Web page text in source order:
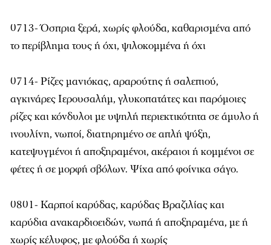
0713- Όσπρια ξερά, χωρίς φλούδα, καθαρισμένα από
το περίβλημα τους ή όχι, ψιλοκομμένα ή όχι
0714- Ρίζες μανιόκας, αραρούτης ή σαλεπιού,
αγκινάρες Ιερουσαλήμ, γλυκοπατάτες και παρόμοιες
ρίζες και κόνδυλοι με υψηλή περιεκτικότητα σε άμυλο ή
ινουλίνη, νωποί, διατηρημένο σε απλή ψύξη,
κατεψυγμένοι ή αποξηραμένοι, ακέραιοι ή κομμένοι σε
φέτες ή σε μορφή σβόλων. Ψίχα από φοίνικα σάγο.
0801- Καρποί καρύδας, καρύδας Βραζιλίας και
καρύδια ανακαρδιοειδών, νωπά ή αποξηραμένα, με ή
χωρίς κέλυφος, με φλούδα ή χωρίς